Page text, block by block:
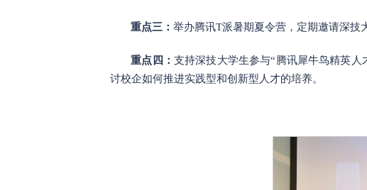
重点三：举办腾讯T派暑期夏令营，定期邀请深技
重点四： 支持深技大学生参与“腾讯犀牛鸟精英
讨校企如何推进实践型和创新型人才的培养。